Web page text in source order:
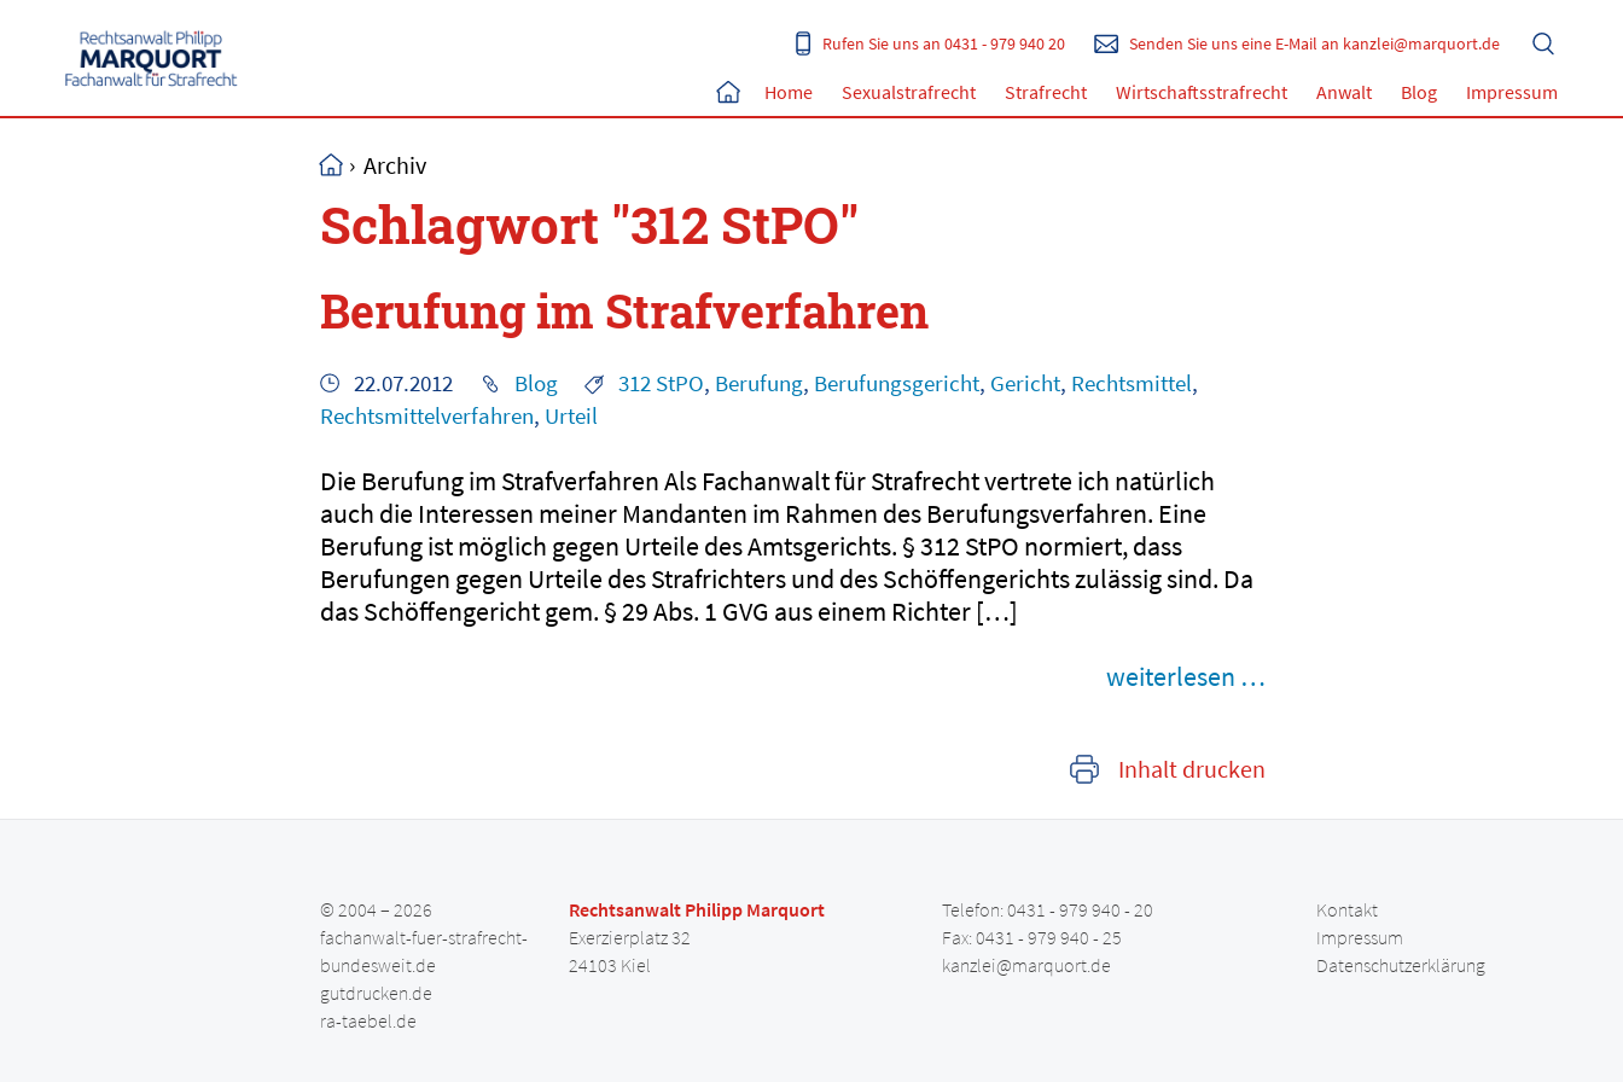
Senden Sie uns eine E-Mail an kanzlei@marquort.de
Rufen Sie uns an 0431 - 979 940 20
Home Sexualstrafrecht Strafrecht Wirtschaftsstrafrecht Anwalt Blog Impressum
› Archiv
Schlagwort "312 StPO"
Berufung im Strafverfahren
22.07.2012 Blog 312 StPO, Berufung, Berufungsgericht, Gericht, Rechtsmittel,
Rechtsmittelverfahren, Urteil
Die Berufung im Strafverfahren Als Fachanwalt für Strafrecht vertrete ich natürlich
auch die Interessen meiner Mandanten im Rahmen des Berufungsverfahren. Eine
Berufung ist möglich gegen Urteile des Amtsgerichts. § 312 StPO normiert, dass
Berufungen gegen Urteile des Strafrichters und des Schöffengerichts zulässig sind. Da
das Schöffengericht gem. § 29 Abs. 1 GVG aus einem Richter […]
weiterlesen …
Inhalt drucken
© 2004 – 2026
fachanwalt-fuer-strafrecht-
bundesweit.de
gutdrucken.de
ra-taebel.de
Rechtsanwalt Philipp Marquort
Exerzierplatz 32
24103 Kiel
Telefon: 0431 - 979 940 - 20
Fax: 0431 - 979 940 - 25
kanzlei@marquort.de
Kontakt
Impressum
Datenschutzerklärung